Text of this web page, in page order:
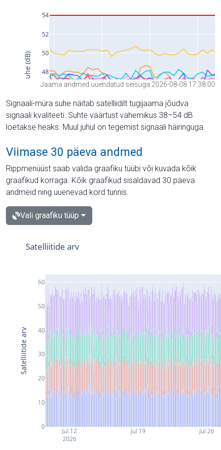
Jaama andmed uuendatud seisuga 2026-08-08 17:38:00
Signaali-müra suhe näitab satelliidilt tugijaama jõudva
signaali kvaliteeti. Suhte väärtust vahemikus 38–54 dB
loetakse heaks. Muul juhul on tegemist signaali häiringuga.
Viimase 30 päeva andmed
Rippmenüüst saab valida graafiku tüübi või kuvada kõik
graafikud korraga. Kõik graafikud sisaldavad 30 päeva
andmeid ning uuenevad kord tunnis.
Vali graafiku tüüp
Jul 12
2026
Jul 19 Jul 26
0
10
20
30
40
50
60
Satelliitide arv
Satelliitide arv